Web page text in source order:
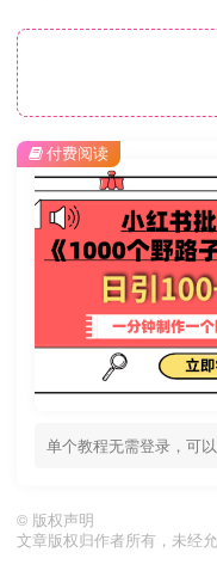
单个教程无需登录，可
付费阅读
© 版权声明
文章版权归作者所有，未经允